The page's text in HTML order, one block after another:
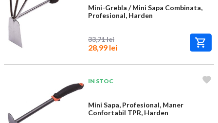
Mini-Grebla / Mini Sapa Combinata,
Profesional, Harden
33,71 lei
28,99 lei
IN STOC
Mini Sapa, Profesional, Maner
Confortabil TPR, Harden